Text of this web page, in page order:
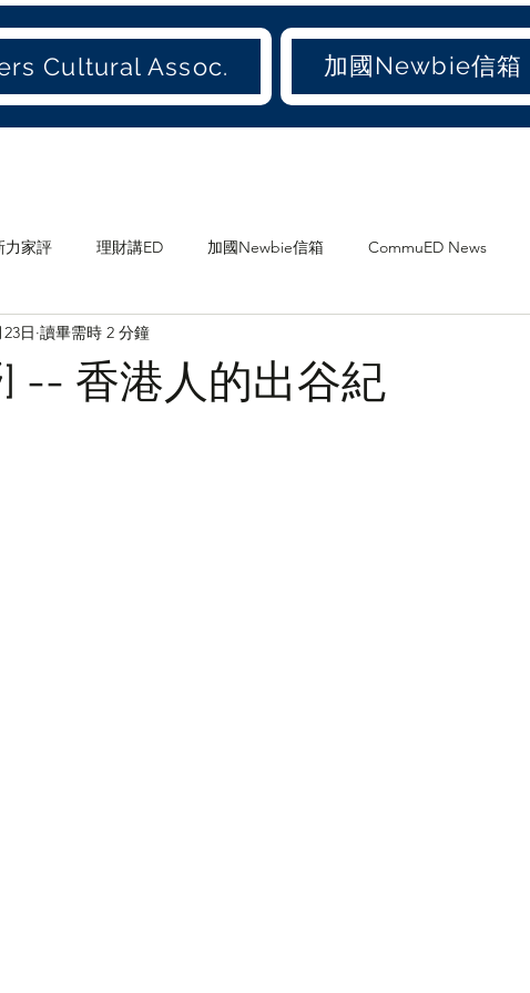
Cultural Assoc. 加國Newbie信箱
力家評 理財講ED 加國Newbie信箱 CommuED News
愛吃才會肥
-- 香港人的出谷紀
日 讀畢需時 2 分鐘